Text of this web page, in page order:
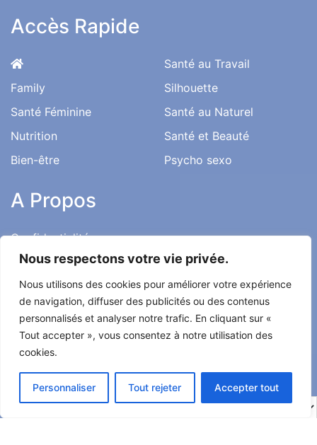
Nous respectons votre vie privée.
Nous utilisons des cookies pour améliorer votre expérience
de navigation, diffuser des publicités ou des contenus
personnalisés et analyser notre trafic. En cliquant sur «
Tout accepter », vous consentez à notre utilisation des
cookies.
Personnaliser Tout rejeter Accepter tout
Accès Rapide
Family
Santé Féminine
Nutrition
Bien-être
Santé au Travail
Silhouette
Santé au Naturel
Santé et Beauté
Psycho sexo
A Propos
Confidentialité
Mentions Légales
Charte Éditoriale
Conditions d’utilisation
Contact
Témoignages